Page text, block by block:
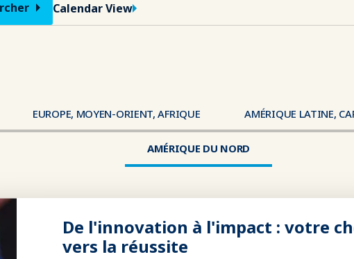
Calendar View
EUROPE, MOYEN-ORIENT, AFRIQUE AMÉRIQUE LATINE,
AMÉRIQUE DU NORD
De l'innovation à l'impact : votre
vers la réussite